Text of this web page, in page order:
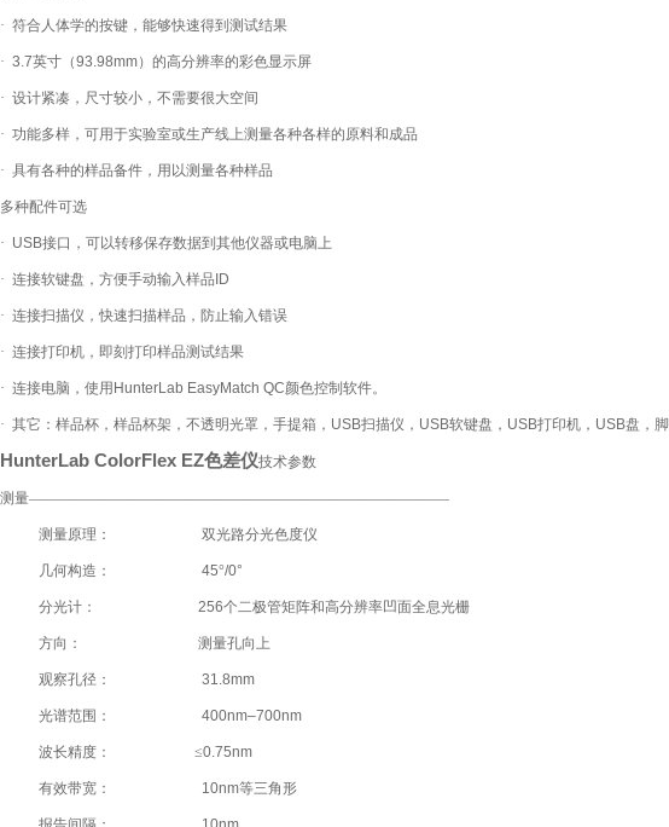
· 符合人体学的按键，能够快速得到测试结果
· 3.7英寸（93.98mm）的高分辨率的彩色显示屏
· 设计紧凑，尺寸较小，不需要很大空间
· 功能多样，可用于实验室或生产线上测量各种各样的原料和成品
· 具有各种的样品备件，用以测量各种样品
多种配件可选
· USB接口，可以转移保存数据到其他仪器或电脑上
· 连接软键盘，方便手动输入样品 ID
· 连接扫描仪，快速扫描样品，防止输入错误
· 连接打印机，即刻打印样品测试结果
· 连接电脑，使用 HunterLab EasyMatch QC颜色控制软件。
· 其它：样品杯，样品杯架，不透明光罩，手提箱， USB扫描仪， USB软键盘， USB打印机， USB盘，
HunterLab ColorFlex EZ色差仪技术参数
测量—————————————————————————————
测量原理： 双光路分光色度仪
几何构造： 45°/0°
分光计： 256个二极管矩阵和高分辨率凹面全息光栅
方向： 测量孔向上
观察孔径： 31.8mm
光谱范围： 400nm–700nm
波长精度： ≤0.75nm
有效带宽： 10nm等三角形